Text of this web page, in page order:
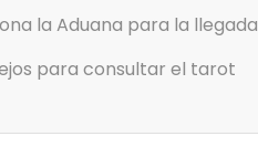
la Aduana para la llegada
para consultar el tarot